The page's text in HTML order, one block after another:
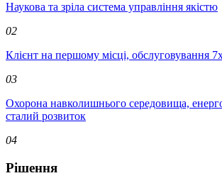
Наукова та зріла система управління якістю
02
Клієнт на першому місці, обслуговування
03
Охорона навколишнього середовища,
сталий розвиток
04
Рішення